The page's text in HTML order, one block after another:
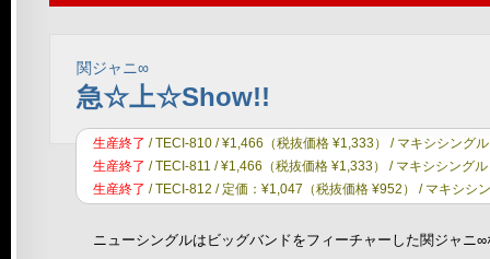
関ジャニ∞
急☆上☆Show!!
生産終了 / TECI-810 / ¥1,466（税抜価格 ¥1,333） / マキシシング
生産終了 / TECI-811 / ¥1,466（税抜価格 ¥1,333） / マキシシング
生産終了 / TECI-812 / 定価：¥1,047（税抜価格 ¥952） / マキシシ
ニューシングルはビッグバンドをフィーチャーした関ジャニ